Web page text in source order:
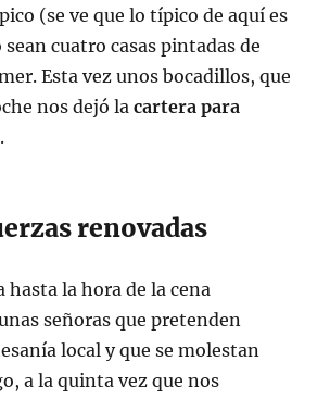
(se ve que lo típico de aquí es
cuatro casas pintadas de
Esta vez unos bocadillos, que
nos dejó lacartera para
.
renovadas
hasta la hora de la cena
señoras que pretenden
local y que se molestan
a la quinta vez que nos